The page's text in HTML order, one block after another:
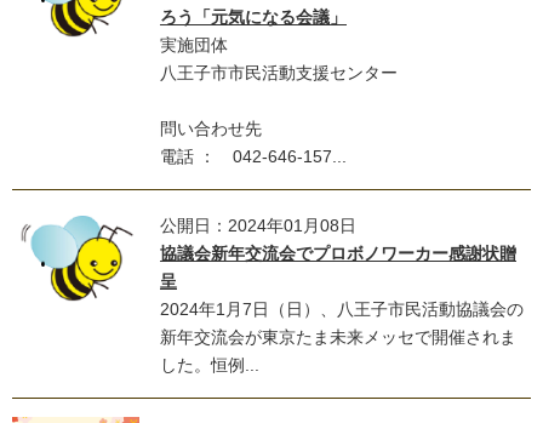
ろう「元気になる会議」
実施団体
八王子市市民活動支援センター
問い合わせ先
電話 ： 042-646-157...
公開日：2024年01月08日
協議会新年交流会でプロボノワーカー感謝状贈
呈
2024年1月7日（日）、八王子市民活動協議会の
新年交流会が東京たま未来メッセで開催されま
した。恒例...